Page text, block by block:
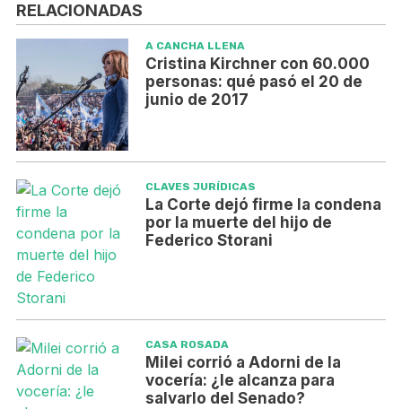
RELACIONADAS
A CANCHA LLENA
Cristina Kirchner con 60.000
personas: qué pasó el 20 de
junio de 2017
CLAVES JURÍDICAS
La Corte dejó firme la condena
por la muerte del hijo de
Federico Storani
CASA ROSADA
Milei corrió a Adorni de la
vocería: ¿le alcanza para
salvarlo del Senado?